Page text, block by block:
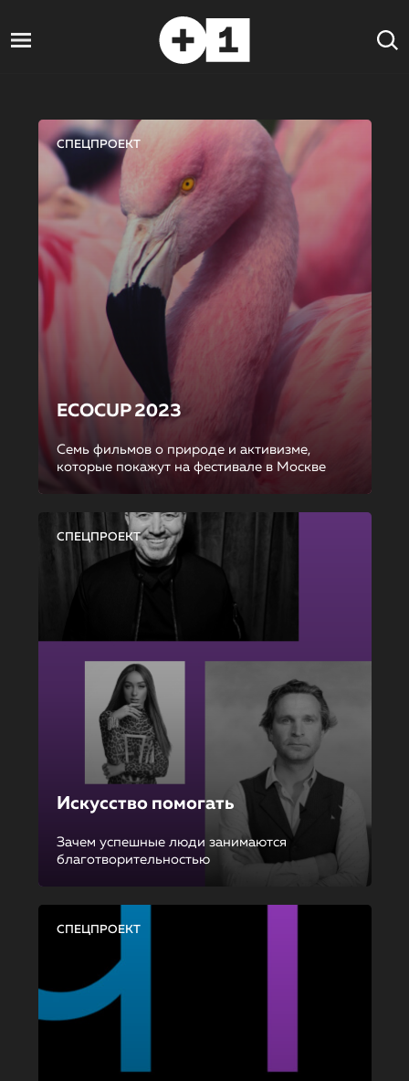
СПЕЦПРОЕКТ
ECOCUP 2023
Семь фильмов о природе и активизме,
которые покажут на фестивале в Москве
СПЕЦПРОЕКТ
Искусство помогать
Зачем успешные люди занимаются
благотворительностью
СПЕЦПРОЕКТ